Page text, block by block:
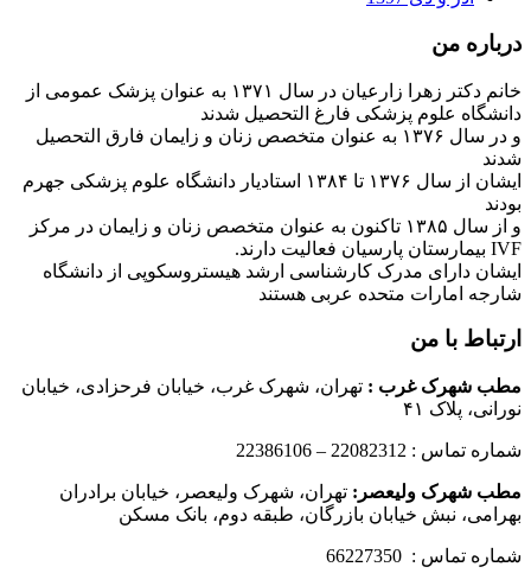
درباره من
خانم دکتر زهرا زارعیان در سال ۱۳۷۱ به عنوان پزشک عمومی از
دانشگاه علوم پزشکی فارغ التحصیل شدند
و در سال ۱۳۷۶ به عنوان متخصص زنان و زایمان فارق التحصیل
شدند
ایشان از سال ۱۳۷۶ تا ۱۳۸۴ استادیار دانشگاه علوم پزشکی جهرم
بودند
و از سال ۱۳۸۵ تاکنون به عنوان متخصص زنان و زایمان در مرکز
IVF بیمارستان پارسیان فعالیت دارند.
ایشان دارای مدرک کارشناسی ارشد هیستروسکوپی از دانشگاه
شارجه امارات متحده عربی هستند
ارتباط با من
مطب شهرک غرب : تهران، شهرک غرب، خیابان فرحزادی، خیابان
نورانی، پلاک ۴۱
شماره تماس : 22082312 – 22386106
مطب شهرک ولیعصر: تهران، شهرک ولیعصر، خیابان برادران
بهرامی، نبش خیابان بازرگان، طبقه دوم، بانک مسکن
شماره تماس : 66227350